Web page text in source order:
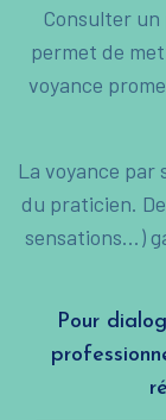
Consulter un
permet de
voyance
La voyance par
du praticien.
sensations...)
Pour